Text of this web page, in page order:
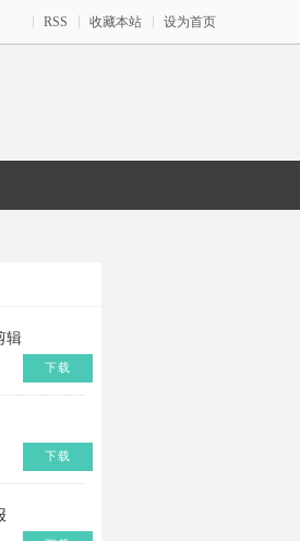
RSS 收藏本站 设为首页
辑
下载
下载